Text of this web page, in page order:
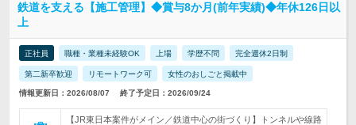
鉄道を支える【施工管理】◆賞与8か月(前年実績)◆年休126日以
上
正社員 職種・業種未経験OK 上場 学歴不問 完全週休2日制
第二新卒歓迎 リモートワーク可 女性のおしごと掲載中
情報更新日：2026/08/07 終了予定日：2026/09/24
【JR東日本案件がメイン／鉄道中心の街づくり】トンネルや線路